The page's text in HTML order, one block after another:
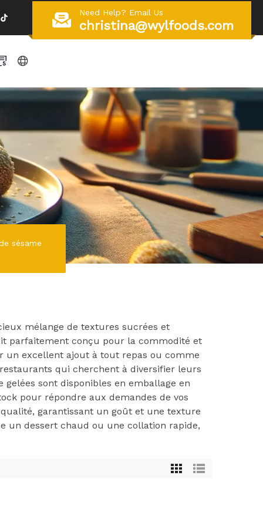
Need Help? Email Us
christina@wylfoods.com
sésame
mélange de textures sucrées et
parfaitement conçu pour la commodité et
un excellent ajout à tout repas ou comme
qui cherchent à diversifier leurs
sont disponibles en emballage en
pour répondre aux demandes de vos
garantissant un goût et une texture
un dessert chaud ou une collation rapide,